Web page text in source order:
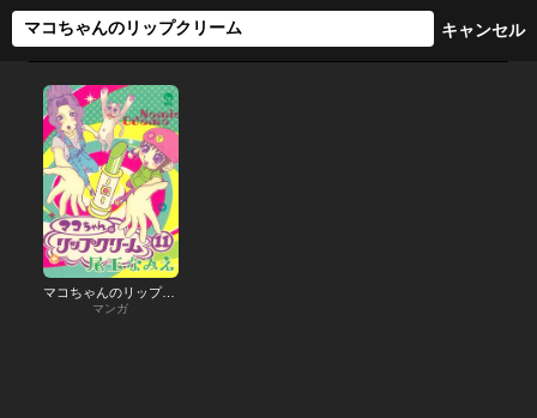
マコちゃんのリップクリーム
マンガ